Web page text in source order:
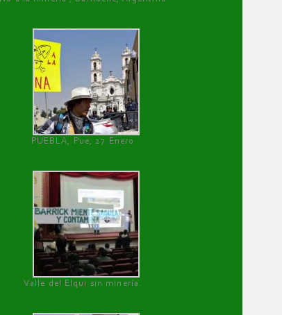
PUEBLA, Pue, 27 Enero
Valle del Elqui sin minería.